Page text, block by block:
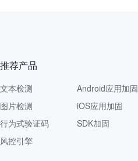
推荐产品
文本检测
图片检测
行为式验证码
风控引擎
Android应用加固
iOS应用加固
SDK加固